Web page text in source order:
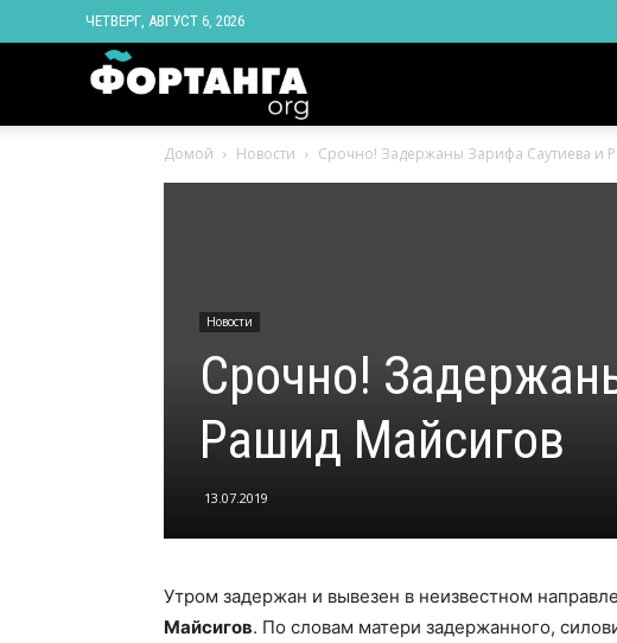
ЧЕТВЕРГ, АВГУСТ 6, 2026
Ингушетии
Домой Новости Срочно! Задержаны Зарифа Саутиева и
Новости
Срочно!
Рашид Майсигов
13.07.2019
Утром задержан и вывезен в неизвестном
Майсигов. По словам матери задержанного,